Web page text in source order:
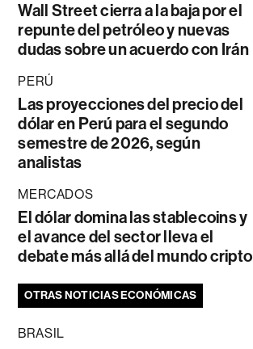
Wall Street cierra a la baja por el
repunte del petróleo y nuevas
dudas sobre un acuerdo con Irán
PERÚ
Las proyecciones del precio del
dólar en Perú para el segundo
semestre de 2026, según
analistas
MERCADOS
El dólar domina las stablecoins y
el avance del sector lleva el
debate más allá del mundo cripto
OTRAS NOTICIAS ECONÓMICAS
BRASIL